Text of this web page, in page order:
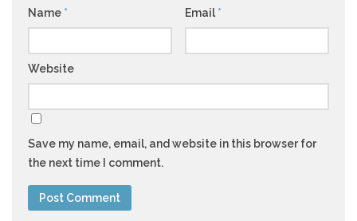
Name * Email *
Website
Save my name, email, and website in this browser for
the next time I comment.